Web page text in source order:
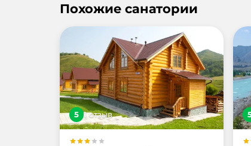
Похожие санатории
5 1отзыв